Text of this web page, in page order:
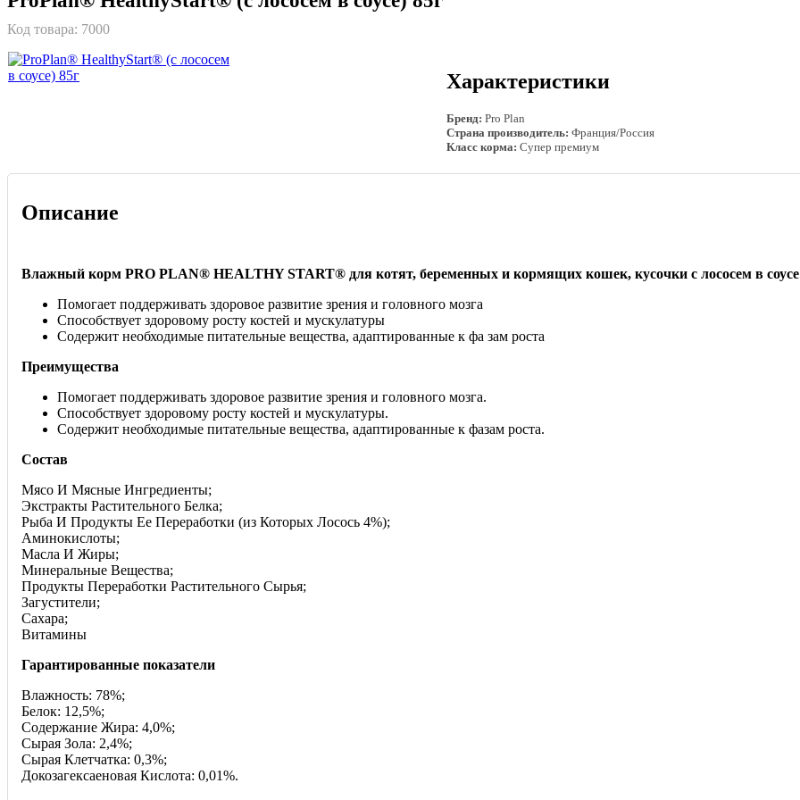
Код товара: 7000
Характеристики
Бренд: Pro Plan
Страна производитель: Франция/Россия
Класс корма: Супер премиум
Описание
Влажный корм PRO PLAN® HEALTHY START® для котят, беременных и кормящих кошек, кусочки с лососем в соусе
Помогает поддерживать здоровое развитие зрения и головного мозга
Способствует здоровому росту костей и мускулатуры
Содержит необходимые питательные вещества, адаптированные к фа зам роста
Преимущества
Помогает поддерживать здоровое развитие зрения и головного мозга.
Способствует здоровому росту костей и мускулатуры.
Содержит необходимые питательные вещества, адаптированные к фазам роста.
Состав
Мясо И Мясные Ингредиенты;
Экстракты Растительного Белка;
Рыба И Продукты Ее Переработки (из Которых Лосось 4%);
Аминокислоты;
Масла И Жиры;
Минеральные Вещества;
Продукты Переработки Растительного Сырья;
Загустители;
Сахара;
Витамины
Гарантированные показатели
Влажность: 78%;
Белок: 12,5%;
Содержание Жира: 4,0%;
Сырая Зола: 2,4%;
Сырая Клетчатка: 0,3%;
Докозагексаеновая Кислота: 0,01%.